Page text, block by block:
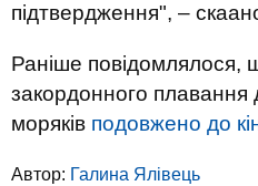
підтвердження", –
Раніше повідомлялося,
закордонного плавання
моряків подовжено до
Автор: Галина Ялівець